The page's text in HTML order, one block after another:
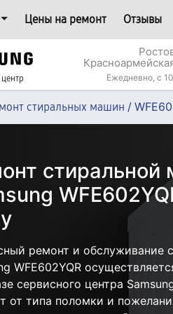
Цены на ремонт Отзывы
Ежедневно, с
стиральных машин /
ремонт и обслуживание
WFE602YQR
сервисного центра
от типа поломки и